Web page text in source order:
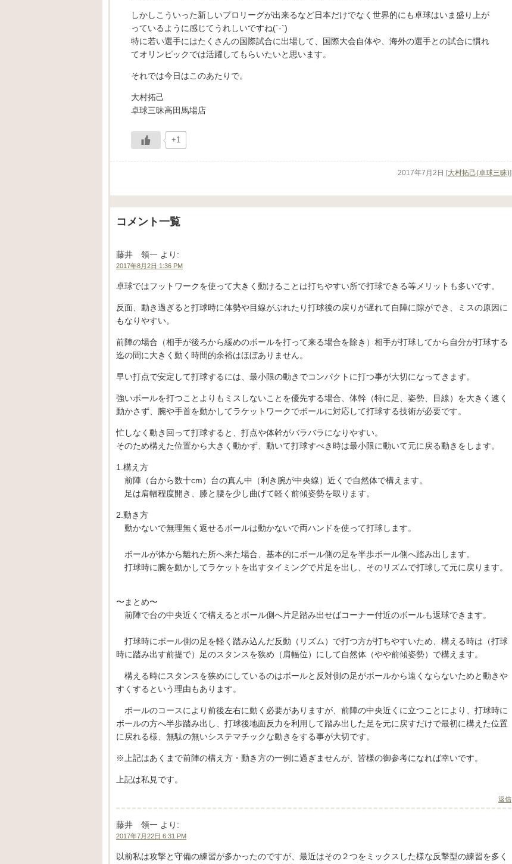
しかしこういった新しいプロリーグが出来るなど日本だけでなく世界的にも卓球はいま盛り上が
っているように感じてうれしいですね(´-`)
特に若い選手にはたくさんの国際試合に出場して、国際大会自体や、海外の選手との試合に慣れ
てオリンピックでは活躍してもらいたいと思います。
それでは今日はこのあたりで。
大村拓己
卓球三昧高田馬場店
+1
2017年7月2日 [大村拓己(卓球三昧)]
コメント一覧
藤井 領一 より:
2017年8月2日 1:36 PM
卓球ではフットワークを使って大きく動けることは打ちやすい所で打球できる等メリットも多いです。
反面、動き過ぎると打球時に体勢や目線がぶれたり打球後の戻りが遅れて自陣に隙ができ、ミスの原因に
もなりやすい。
前陣の場合（相手が後ろから緩めのボールを打って来る場合を除き）相手が打球してから自分が打球する
迄の間に大きく動く時間的余裕はほぼありません。
早い打点で安定して打球するには、最小限の動きでコンパクトに打つ事が大切になってきます。
強いボールを打つことよりもミスしないことを優先する場合、体幹（特に足、姿勢、目線）を大きく速く
動かさず、腕や手首を動かしてラケットワークでボールに対応して打球する技術が必要です。
忙しなく動き回って打球すると、打点や体幹がバラバラになりやすい。
そのため構えた位置から大きく動かず、動いて打球すべき時は最小限に動いて元に戻る動きをします。
1.構え方
前陣（台から数十cm）台の真ん中（利き腕が中央線）近くで自然体で構えます。
足は肩幅程度開き、膝と腰を少し曲げて軽く前傾姿勢を取ります。
2.動き方
動かないで無理無く返せるボールは動かないで両ハンドを使って打球します。
ボールが体から離れた所へ来た場合、基本的にボール側の足を半歩ボール側へ踏み出します。
打球時に腕を動かしてラケットを出すタイミングで片足を出し、そのリズムで打球して元に戻ります。
〜まとめ〜
前陣で台の中央近くで構えるとボール側へ片足踏み出せばコーナー付近のボールも返球できます。
打球時にボール側の足を軽く踏み込んだ反動（リズム）で打つ方が打ちやすいため、構える時は（打球
時に踏み出す前提で）足のスタンスを狭め（肩幅位）にして自然体（やや前傾姿勢）で構えます。
構える時にスタンスを狭めにしているのはボールと反対側の足がボールから遠くならないためと動きや
すくするという理由もあります。
ボールのコースにより前後左右に動く必要がありますが、前陣の中央近くに立つことにより、打球時に
ボールの方へ半歩踏み出し、打球後地面反力を利用して踏み出した足を元に戻すだけで最初に構えた位置
に戻れる様、無駄の無いシステマチックな動きをする事が大切です。
※上記はあくまで前陣の構え方・動き方の一例に過ぎませんが、皆様の御参考になれば幸いです。
上記は私見です。
返信
藤井 領一 より:
2017年7月22日 6:31 PM
以前私は攻撃と守備の練習が多かったのですが、最近はその２つをミックスした様な反撃型の練習を多く